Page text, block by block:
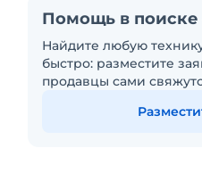
Помощь в поиске
Найдите любую
быстро: разместите
продавцы сами